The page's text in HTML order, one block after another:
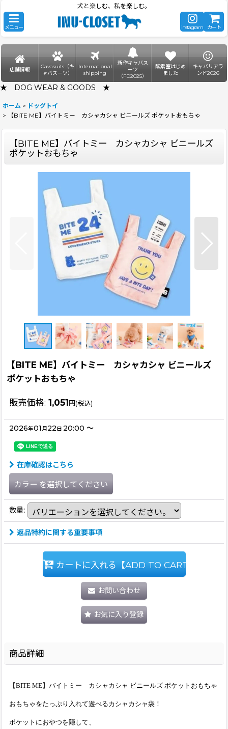
犬と楽しむ、私を楽しむ。
メニュー instagram カート
店舗情報
Cavasuits（キ
ャバスーツ）
International
shipping
新作キャバス
ーツ
（FD2025）
酸素室はじめ
ました
キャバリアラ
ンド2026
★ DOG WEAR & GOODS ★
ホーム > ドッグトイ
>
【BITE ME】バイトミー カシャカシャ ビニールズ ポケットおもちゃ
【BITE ME】バイトミー カシャカシャ ビニールズ
ポケットおもちゃ
【BITE ME】バイトミー カシャカシャ ビニールズ
ポケットおもちゃ
販売価格: 1,051円(税込)
2026年01月 22日 20:00 ～
在庫確認はこちら
カラー を選択してください
数量:
返品特約に関する重要事項
カートに入れる【ADD TO CART】
お問い合わせ
お気に入り登録
商品詳細
【BITE ME】バイトミー カシャカシャ ビニールズ ポケットおもちゃ
おもちゃをたっぷり入れて遊べるカシャカシャ袋！
ポケットにおやつを隠して、